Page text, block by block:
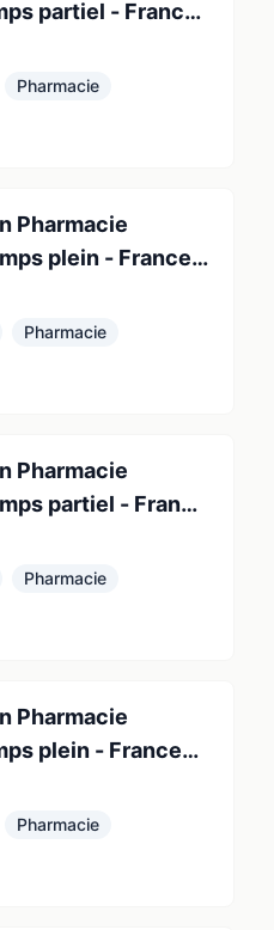
partiel - France
Pharmacie
Pharmacie
plein - France
Pharmacie
Pharmacie
partiel - France
Pharmacie
Pharmacie
plein - France
Pharmacie